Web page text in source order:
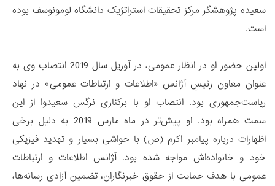
سعیده پژوهشگر مرکز تحقیقات استراتژیک دانشگاه لومونوسف بوده
است.
اولین حضور او در انظار عمومی، در آوریل سال 2019 انتصاب وی به
عنوان معاون رئیس‌ِ آژانس «اطلاعات و ارتباطات عمومی» در نهاد
ریاست‌جمهوری بود. انتصاب او با برکناری نرگس سعیدوا از این
سمت همراه بود. او پیش‌تر در ماه مارس 2019 به دلیل برخی
اظهارات درباره پیامبر اکرم (ص) با حواشی بسیار و تهدید فیزیکی
خود و خانواده‌اش مواجه شده بود. آژانس اطلاعات و ارتباطات
عمومی با هدف حمایت از حقوق خبرنگاران، تضمین آزادی رسانه‌ها،